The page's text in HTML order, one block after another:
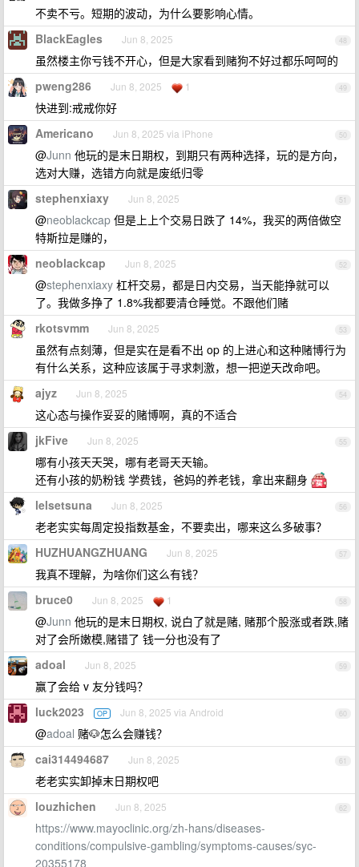
不卖不亏。短期的波动，为什么要影响心情。
48
BlackEagles Jun 8, 2025
虽然楼主你亏钱不开心，但是大家看到赌狗不好过都乐呵呵的
49
pweng286 Jun 8, 2025 1
快进到:戒戒你好
50
Americano Jun 8, 2025 via iPhone
@Junn 他玩的是末日期权，到期只有两种选择，玩的是方向，
选对大赚，选错方向就是废纸归零
51
stephenxiaxy Jun 8, 2025
@neoblackcap 但是上上个交易日跌了 14%，我买的两倍做空
特斯拉是赚的，
52
neoblackcap Jun 8, 2025
@stephenxiaxy 杠杆交易，都是日内交易，当天能挣就可以
了。我做多挣了 1.8%我都要清仓睡觉。不跟他们赌
53
rkotsvmm Jun 8, 2025
虽然有点刻薄，但是实在是看不出 op 的上进心和这种赌博行为
有什么关系，这种应该属于寻求刺激，想一把逆天改命吧。
54
ajyz Jun 8, 2025
这心态与操作妥妥的赌博啊，真的不适合
55
jkFive Jun 8, 2025
哪有小孩天天哭，哪有老哥天天输。
还有小孩的奶粉钱 学费钱，爸妈的养老钱，拿出来翻身
56
lelsetsuna Jun 8, 2025
老老实实每周定投指数基金，不要卖出，哪来这么多破事？
57
HUZHUANGZHUANG Jun 8, 2025
我真不理解，为啥你们这么有钱？
58
bruce0 Jun 8, 2025 1
@Junn 他玩的是末日期权, 说白了就是赌, 赌那个股涨或者跌,赌
对了会所嫩模,赌错了 钱一分也没有了
59
adoal Jun 8, 2025
赢了会给 v 友分钱吗？
60
luck2023 OP Jun 8, 2025 via Android
@adoal 赌🐶怎么会赚钱？
61
cai314494687 Jun 8, 2025
老老实实卸掉末日期权吧
62
louzhichen Jun 8, 2025
https://www.mayoclinic.org/zh-hans/diseases-
conditions/compulsive-gambling/symptoms-causes/syc-
20355178